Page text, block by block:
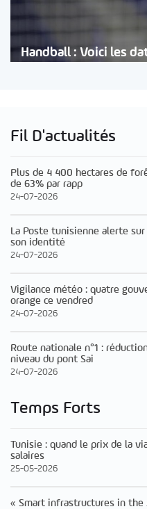
Handball : Voici les
Fil D'actualités
Plus de 4 400 hectares de
de 63% par rapp
24-07-2026
La Poste tunisienne alerte
son identité
24-07-2026
Vigilance météo : quatre
orange ce vendred
24-07-2026
Route nationale n°1 :
niveau du pont Sai
24-07-2026
Temps Forts
Tunisie : quand le prix de la
salaires
25-05-2026
« Smart infrastructures in the